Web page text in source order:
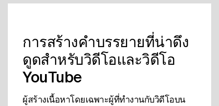
การสร้างคําบรรยายที่น่าดึง
ดูดสําหรับวิดีโอและวิดีโอ
YouTube
ผู้สร้างเนื้อหาโดยเฉพาะผู้ที่ทํางานกับวิดีโอบน